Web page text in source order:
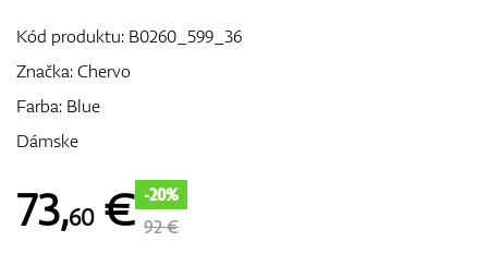
Kód produktu: B0260_599_36
Značka:Chervo
Farba: Blue
Dámske
73,60€ -20%
92 €